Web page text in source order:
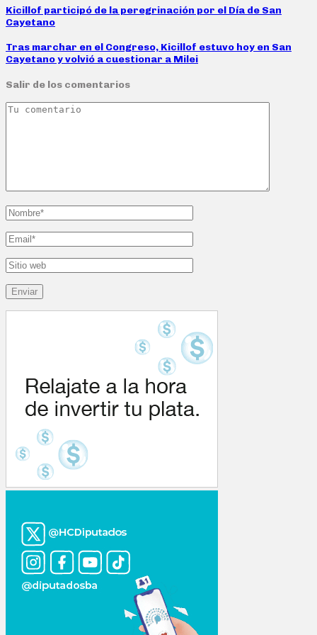
Kicillof participó de la peregrinación por el Día de San
Cayetano
Tras marchar en el Congreso, Kicillof estuvo hoy en San
Cayetano y volvió a cuestionar a Milei
Salir de los comentarios